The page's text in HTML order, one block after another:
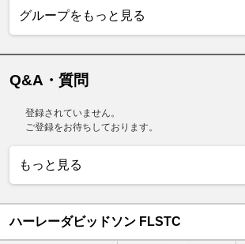
グループをもっと見る
Q&A・質問
登録されていません。
ご登録をお待ちしております。
もっと見る
ハーレーダビッドソン FLSTC